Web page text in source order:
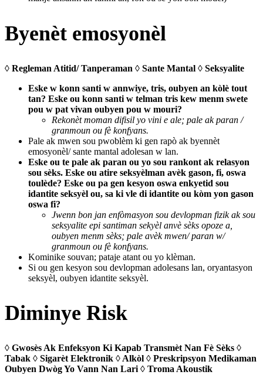
Byenèt emosyonèl
◊ Regleman Atitid/ Tanperaman ◊ Sante Mantal ◊ Seksyalite
Eske w konn santi w annwiye, tris, oubyen an kòlè tout
tan? Eske ou konn santi w telman tris kew menm swete
pou w pat vivan oubyen pou w mouri?
Rekonèt moman difisil yo vini e ale; pale ak paran /
granmoun ou fè konfyans.
Pale ak mwen sou pwoblèm ki gen rapò ak byennèt
emosyonèl/ sante mantal adolesan w lan.
Eske ou te pale ak paran ou yo sou rankont ak relasyon
sou sèks. Eske ou atire seksyèlman avèk gason, fi, oswa
toulède? Eske ou pa gen kesyon oswa enkyetid sou
idantite seksyèl ou, sa ki vle di idantite ou kòm yon gason
oswa fi?
Jwenn bon jan enfòmasyon sou devlopman fizik ak sou
seksyalite epi santiman sekyèl anvè sèks opoze a,
oubyen menm sèks; pale avèk mwen/ paran w/
granmoun ou fè konfyans.
Kominike souvan; pataje atant ou yo klèman.
Si ou gen kesyon sou devlopman adolesans lan, oryantasyon
seksyèl, oubyen idantite seksyèl.
Diminye Risk
◊ Gwosès Ak Enfeksyon Ki Kapab Transmèt Nan Fè Sèks ◊
Tabak ◊ Sigarèt Elektronik ◊ Alkòl ◊ Preskripsyon Medikaman
Oubyen Dwòg Yo Vann Nan Lari ◊ Troma Akoustik